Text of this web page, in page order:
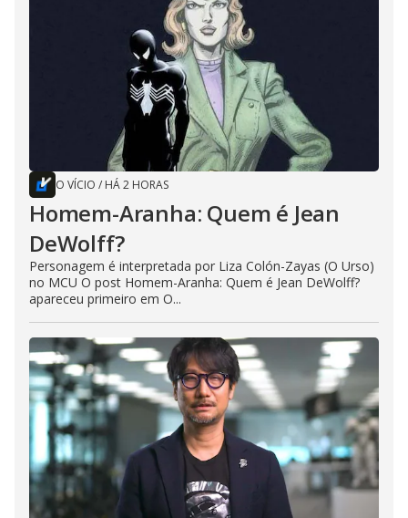
O VÍCIO / HÁ 2 HORAS
Homem-Aranha: Quem é Jean
DeWolff?
Personagem é interpretada por Liza Colón-Zayas (O Urso)
no MCU O post Homem-Aranha: Quem é Jean DeWolff?
apareceu primeiro em O...